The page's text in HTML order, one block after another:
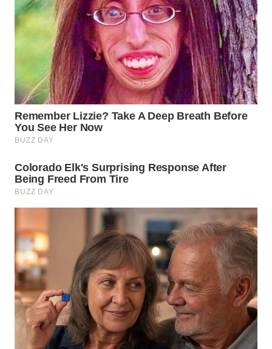
WN
TAPANULI
UTARA
WN
SAMOSIR
PADANG
LAWAS
WN
SUMEDANG
WN
WN
KEPULAUAN
SERIBU
WN
TANGERANG